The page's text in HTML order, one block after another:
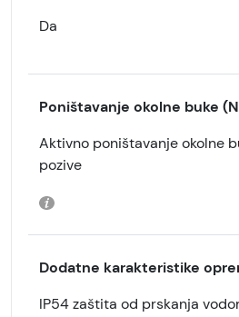
Da
Poništavanje okolne buke
Aktivno poništavanje okolne
pozive
Dodatne karakteristike
IP54 zaštita od prskanja